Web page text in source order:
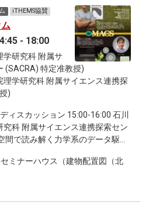
iTHEMS協賛
- 18:00
学研究科 附属サ
(SACRA) 特定准教授)
理学研究科 附属サイエンス連携探
)
ィスカッション 15:00-16:00 石川
科 附属サイエンス連携探索セン
間で読み解く力学系のデータ駆動
ー 准教授）「植物科学とデータ
続討論会
ミナーハウス（建物配置図（北